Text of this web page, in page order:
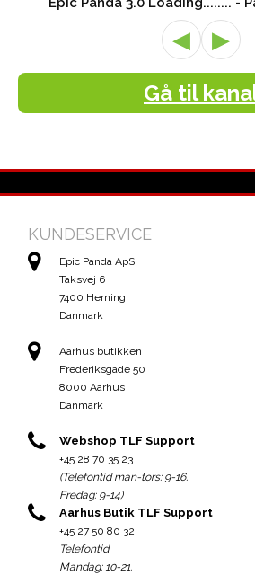
◀ ▶
Gå til
KUNDESERVICE
Epic Panda ApS
Taksvej 6
7400 Herning
Danmark
Aarhus butikken
Frederiksgade 50
8000 Aarhus
Danmark
Webshop TLF Support
+45 28 70 35 23
(Telefontid man-tors: 9-16.
Fredag: 9-14)
Aarhus Butik TLF Support
+45 27 50 80 32
Telefontid
Mandag: 10-21.